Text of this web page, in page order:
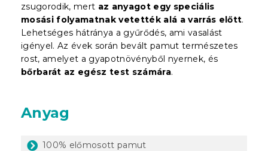
zsugorodik, mert az anyagot egy speciális
mosási folyamatnak vetették alá a varrás előtt.
Lehetséges hátránya a gyűrődés, ami vasalást
igényel. Az évek során bevált pamut természetes
rost, amelyet a gyapotnövényből nyernek, és
bőrbarát az egész test számára.
Anyag
100% előmosott pamut